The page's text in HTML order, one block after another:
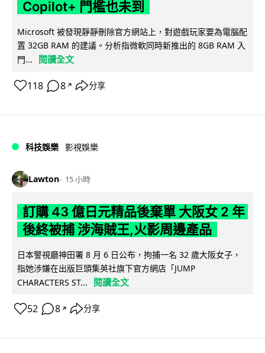
Copilot+ 門檻也未到
Microsoft 被發現靜靜刪除官方網站上，對遊戲玩家要為電腦配
置 32GB RAM 的建議。分析指微軟同時新推出的 8GB RAM 入
門...
閱讀全文
118 8 ↗ 分享
科技娛樂 影視娛樂
Lawton 15 小時
訂購 43 億日元精品後棄單 大阪女 2 年
後終被捕 涉海賊王,火影周邊產品
日本警視廳神田署 8 月 6 日公布，拘捕一名 32 歲大阪女子，
指她涉嫌在出版巨頭集英社旗下官方網店「JUMP
CHARACTERS ST...
閱讀全文
52 8 ↗ 分享